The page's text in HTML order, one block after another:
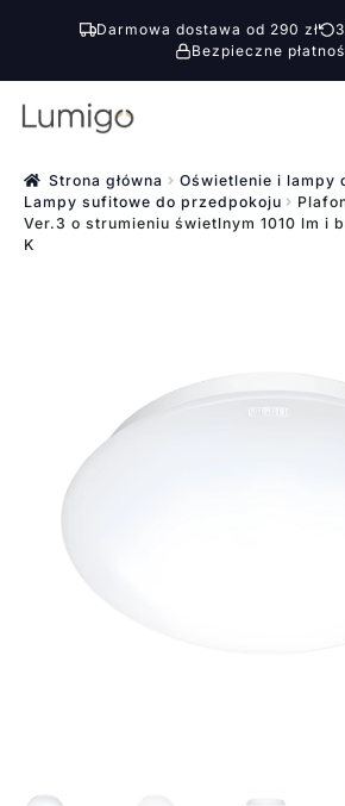
Darmowa dostawa od 290 zł
Bezpieczne
Przejdź
nawigacji
Przejdź
treści Strona główna
Oświetlenie i lampy
Lampy sufitowe do przedpokoju
Ver.3 o strumieniu świetlnym 1010 lm i
K